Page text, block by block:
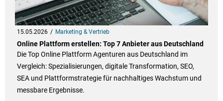
15.05.2026 Marketing & Vertrieb
Online Plattform erstellen: Top 7 Anbieter aus Deutschland
Die Top Online Plattform Agenturen aus Deutschland im
Vergleich: Spezialisierungen, digitale Transformation, SEO,
SEA und Plattformstrategie für nachhaltiges Wachstum und
messbare Ergebnisse.